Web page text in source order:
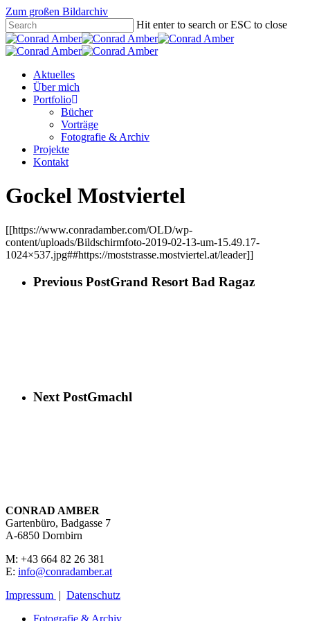
Zum großen Bildarchiv
Hit enter to search or ESC to close
Aktuelles
Über mich
Portfolio
Bücher
Vorträge
Fotografie & Archiv
Projekte
Kontakt
Gockel Mostviertel
[[https://www.conradamber.com/OLD/wp-
content/uploads/Bildschirmfoto-2019-02-13-um-15.49.17-
1024×537.jpg##https://moststrasse.mostviertel.at/leader]]
Previous PostGrand Resort Bad Ragaz
Next PostGmachl
CONRAD AMBER
Gartenbüro, Badgasse 7
A-6850 Dornbirn
M: +43 664 82 26 381
E: info@conradamber.at
Impressum | Datenschutz